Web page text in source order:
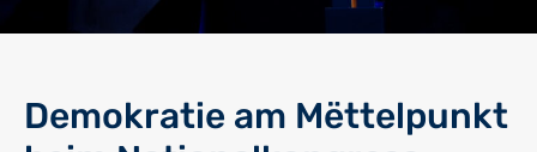
Demokratie am Mëttelpunkt